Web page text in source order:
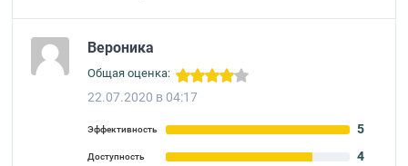
Вероника
Общая оценка:
22.07.2020 в 04:17
Эффективность 5
Доступность 4